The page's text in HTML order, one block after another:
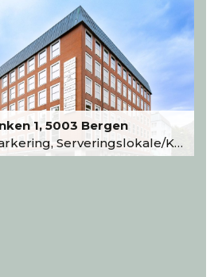
1, 5003 Bergen
Kantine, Undervisning/Arrangement